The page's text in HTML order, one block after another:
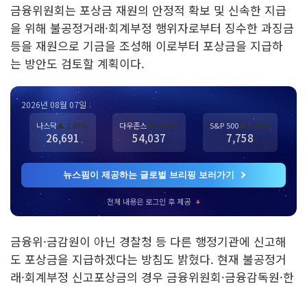
금융위원회는 포상금 재원의 안정적 확보 및 신속한 지급
을 위해 불공정거래·회계부정 행위자로부터 징수한 과징금
등을 재원으로 기금을 조성해 이로부터 포상금을 지급하
는 방안도 검토할 계획이다.
2026년 08월 07일
나스닥▲ 1.28%
26,691
다우존스▲ 0.28%
54,037
S&P 500▲ 0.61%
7,758
뉴스핌이 제공하는 글로벌 브리핑 보러가기
전체 내용은 로그인 후 제공 +
금융위·금감원이 아닌 경찰청 등 다른 행정기관에 신고해
도 포상금을 지급하겠다는 방침도 밝혔다. 현재 불공정거
래·회계부정 신고포상금의 경우 금융위원회·금융감독원·한